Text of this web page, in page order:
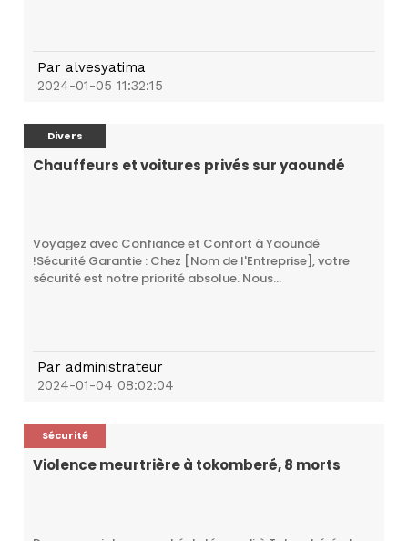
Paralvesyatima
2024-01-05 11:32:15
Divers
Chauffeurs et voitures privés sur yaoundé
Voyagez avec Confiance et Confort à Yaoundé
!Sécurité Garantie : Chez [Nom de l'Entreprise], votre
sécurité est notre priorité absolue. Nous...
Paradministrateur
2024-01-04 08:02:04
Sécurité
Violence meurtrière à tokomberé, 8 morts